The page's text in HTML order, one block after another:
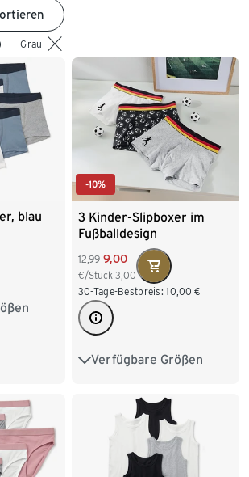
Grau
blau
-10%
3 Kinder-Slipboxer im
Fußballdesign
12,99 9,00
€/Stück 3,00
30-Tage-Bestpreis: 10,00 €
Verfügbare Größen
98/104 110/116
134/140
158/164